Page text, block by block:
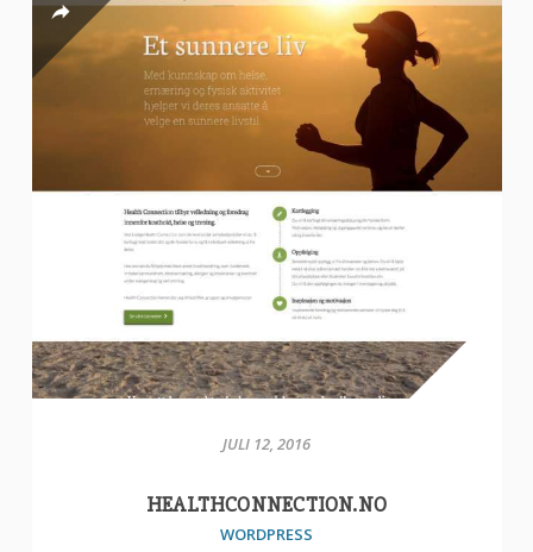
JULI 12, 2016
HEALTHCONNECTION.NO
WORDPRESS